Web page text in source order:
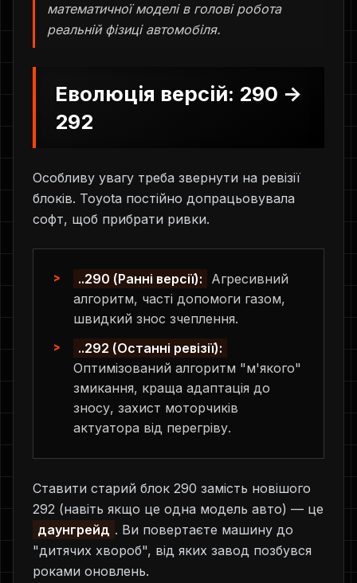
математичної моделі в голові робота
реальній фізиці автомобіля.
Еволюція версій: 290 ->
292
Особливу увагу треба звернути на ревізії
блоків. Toyota постійно допрацьовувала
софт, щоб прибрати ривки.
..290 (Ранні версії):
Агресивний
алгоритм, часті допомоги газом,
швидкий знос зчеплення.
..292 (Останні ревізії):
Оптимізований алгоритм "м'якого"
змикання, краща адаптація до
зносу, захист моторчиків
актуатора від перегріву.
Ставити старий блок 290 замість новішого
292 (навіть якщо це одна модель авто) — це
даунгрейд . Ви повертаєте машину до
"дитячих хвороб", від яких завод позбувся
роками оновлень.